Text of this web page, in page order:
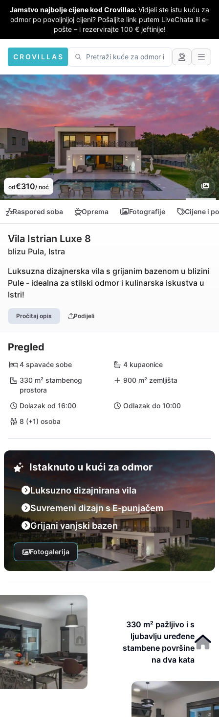
Jamstvo najbolje cijene kod Crovillas: Vidjeli ste istu kuću za
odmor po povoljnijoj cijeni? Pošaljite link putem LiveChata ili e-
pošte – i rezervirajte 100 € jeftinije!
CROVILLAS
od€310/ noć
Raspored soba Oprema Fotografije Cijene i
Vila Istrian Luxe 8
blizu Pula, Istra
Luksuzna dizajnerska vila s grijanim bazenom u blizini
Pule - idealna za stilski odmor i kulinarska iskustva u
Istri!
Pročitaj opis Podijeli
Pregled
4 spavaće sobe
4 kupaonice
330 m² stambenog
prostora
900 m² zemljišta
Dolazak od 16:00
Odlazak do 10:00
8 (+1) osoba
Istaknuto u kući za odmor
Luksuzno dizajnirana vila
Suvremeni dizajn s E-punjačem
Grijani vanjski bazen
Fotogalerija
330 m² pažljivo i s
ljubavlju uređene
stambene površine
na dva kata